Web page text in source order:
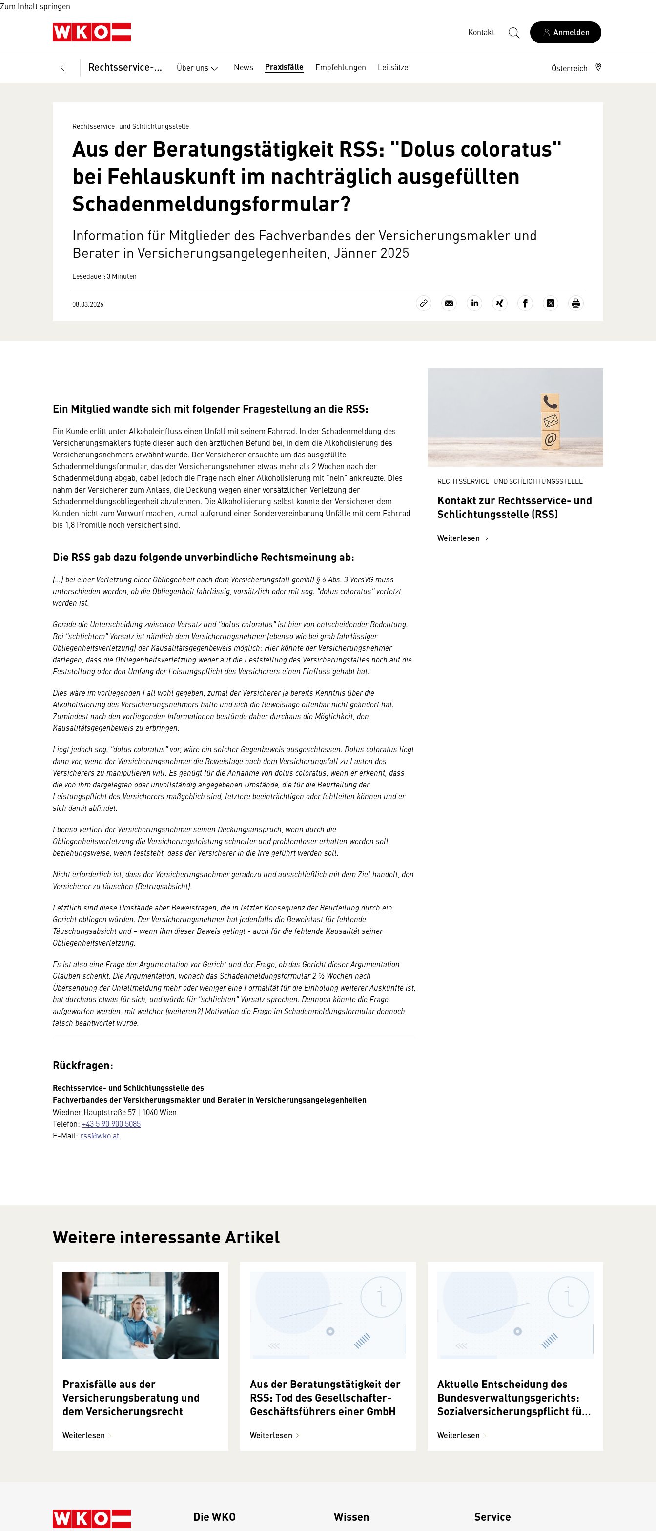
Zum Inhalt springen
Kontakt Anmelden
Rechtsservice- und Schlichtungsstelle Über uns News Praxisfälle Empfehlungen Leitsätze Österreich
Rechtsservice- und Schlichtungsstelle
Aus der Beratungstätigkeit RSS: "Dolus coloratus"
bei Fehlauskunft im nachträglich ausgefüllten
Schadenmeldungsformular?
Information für Mitglieder des Fachverbandes der Versicherungsmakler und
Berater in Versicherungsangelegenheiten, Jänner 2025
Lesedauer: 3 Minuten
08.03.2026
Ein Mitglied wandte sich mit folgender Fragestellung an die RSS:
Ein Kunde erlitt unter Alkoholeinfluss einen Unfall mit seinem Fahrrad. In der Schadenmeldung des
Versicherungsmaklers fügte dieser auch den ärztlichen Befund bei, in dem die Alkoholisierung des
Versicherungsnehmers erwähnt wurde. Der Versicherer ersuchte um das ausgefüllte
Schadenmeldungsformular, das der Versicherungsnehmer etwas mehr als 2 Wochen nach der
Schadenmeldung abgab, dabei jedoch die Frage nach einer Alkoholisierung mit "nein" ankreuzte. Dies
nahm der Versicherer zum Anlass, die Deckung wegen einer vorsätzlichen Verletzung der
Schadenmeldungsobliegenheit abzulehnen. Die Alkoholisierung selbst konnte der Versicherer dem
Kunden nicht zum Vorwurf machen, zumal aufgrund einer Sondervereinbarung Unfälle mit dem Fahrrad
bis 1,8 Promille noch versichert sind.
Die RSS gab dazu folgende unverbindliche Rechtsmeinung ab:
(…) bei einer Verletzung einer Obliegenheit nach dem Versicherungsfall gemäß § 6 Abs. 3 VersVG muss
unterschieden werden, ob die Obliegenheit fahrlässig, vorsätzlich oder mit sog. "dolus coloratus" verletzt
worden ist.
Gerade die Unterscheidung zwischen Vorsatz und "dolus coloratus" ist hier von entscheidender Bedeutung.
Bei "schlichtem" Vorsatz ist nämlich dem Versicherungsnehmer (ebenso wie bei grob fahrlässiger
Obliegenheitsverletzung) der Kausalitätsgegenbeweis möglich: Hier könnte der Versicherungsnehmer
darlegen, dass die Obliegenheitsverletzung weder auf die Feststellung des Versicherungsfalles noch auf die
Feststellung oder den Umfang der Leistungspflicht des Versicherers einen Einfluss gehabt hat.
Dies wäre im vorliegenden Fall wohl gegeben, zumal der Versicherer ja bereits Kenntnis über die
Alkoholisierung des Versicherungsnehmers hatte und sich die Beweislage offenbar nicht geändert hat.
Zumindest nach den vorliegenden Informationen bestünde daher durchaus die Möglichkeit, den
Kausalitätsgegenbeweis zu erbringen.
Liegt jedoch sog. "dolus coloratus" vor, wäre ein solcher Gegenbeweis ausgeschlossen. Dolus coloratus liegt
dann vor, wenn der Versicherungsnehmer die Beweislage nach dem Versicherungsfall zu Lasten des
Versicherers zu manipulieren will. Es genügt für die Annahme von dolus coloratus, wenn er erkennt, dass
die von ihm dargelegten oder unvollständig angegebenen Umstände, die für die Beurteilung der
Leistungspflicht des Versicherers maßgeblich sind, letztere beeinträchtigen oder fehlleiten können und er
sich damit abfindet.
Ebenso verliert der Versicherungsnehmer seinen Deckungsanspruch, wenn durch die
Obliegenheitsverletzung die Versicherungsleistung schneller und problemloser erhalten werden soll
beziehungsweise, wenn feststeht, dass der Versicherer in die Irre geführt werden soll.
Nicht erforderlich ist, dass der Versicherungsnehmer geradezu und ausschließlich mit dem Ziel handelt, den
Versicherer zu täuschen (Betrugsabsicht).
Letztlich sind diese Umstände aber Beweisfragen, die in letzter Konsequenz der Beurteilung durch ein
Gericht obliegen würden. Der Versicherungsnehmer hat jedenfalls die Beweislast für fehlende
Täuschungsabsicht und – wenn ihm dieser Beweis gelingt - auch für die fehlende Kausalität seiner
Obliegenheitsverletzung.
Es ist also eine Frage der Argumentation vor Gericht und der Frage, ob das Gericht dieser Argumentation
Glauben schenkt. Die Argumentation, wonach das Schadenmeldungsformular 2 ½ Wochen nach
Übersendung der Unfallmeldung mehr oder weniger eine Formalität für die Einholung weiterer Auskünfte ist,
hat durchaus etwas für sich, und würde für "schlichten" Vorsatz sprechen. Dennoch könnte die Frage
aufgeworfen werden, mit welcher (weiteren?) Motivation die Frage im Schadenmeldungsformular dennoch
falsch beantwortet wurde.
Rückfragen:
Rechtsservice- und Schlichtungsstelle des
Fachverbandes der Versicherungsmakler und Berater in Versicherungsangelegenheiten
Wiedner Hauptstraße 57 | 1040 Wien
Telefon: +43 5 90 900 5085
E-Mail: rss@wko.at
RECHTSSERVICE- UND SCHLICHTUNGSSTELLE
Kontakt zur Rechtsservice- und
Schlichtungsstelle (RSS)
Weiterlesen
Weitere interessante Artikel
Praxisfälle aus der
Versicherungsberatung und
dem Versicherungsrecht
Weiterlesen
Aus der Beratungstätigkeit der
RSS: Tod des Gesellschafter-
Geschäftsführers einer GmbH
Weiterlesen
Aktuelle Entscheidung des
Bundesverwaltungsgerichts:
Sozialversicherungspflicht für
Weiterlesen
Die WKO Wissen Service